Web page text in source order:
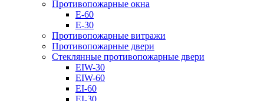
Противопожарные окна
E-60
E-30
Противопожарные витражи
Противопожарные двери
Стеклянные противопожарные двери
EIW-30
EIW-60
EI-60
EI-30